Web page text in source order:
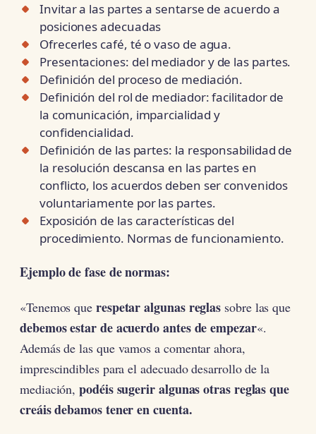
Invitar a las partes a sentarse de acuerdo a
posiciones adecuadas
Ofrecerles café, té o vaso de agua.
Presentaciones: del mediador y de las partes.
Definición del proceso de mediación.
Definición del rol de mediador: facilitador de
la comunicación, imparcialidad y
confidencialidad.
Definición de las partes: la responsabilidad de
la resolución descansa en las partes en
conflicto, los acuerdos deben ser convenidos
voluntariamente por las partes.
Exposición de las características del
procedimiento. Normas de funcionamiento.
Ejemplo de fase de normas:
«Tenemos que respetar algunas reglas sobre las que
debemos estar de acuerdo antes de empezar«.
Además de las que vamos a comentar ahora,
imprescindibles para el adecuado desarrollo de la
mediación, podéis sugerir algunas otras reglas que
creáis debamos tener en cuenta.